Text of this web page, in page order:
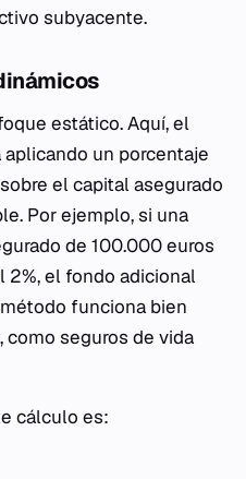
subyacente.
estático. Aquí, el
un porcentaje
el capital asegurado
Por ejemplo, si una
de 100.000 euros
2%, el fondo adicional
funciona bien
como seguros de vida
cálculo es: